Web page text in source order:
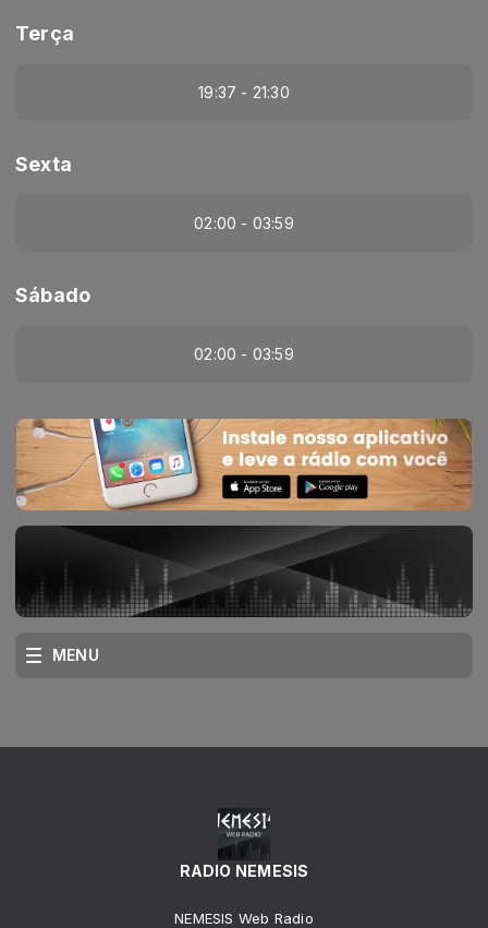
Terça
19:37 - 21:30
Sexta
02:00 - 03:59
Sábado
02:00 - 03:59
MENU
RADIO NEMESIS
NEMESIS Web Radio